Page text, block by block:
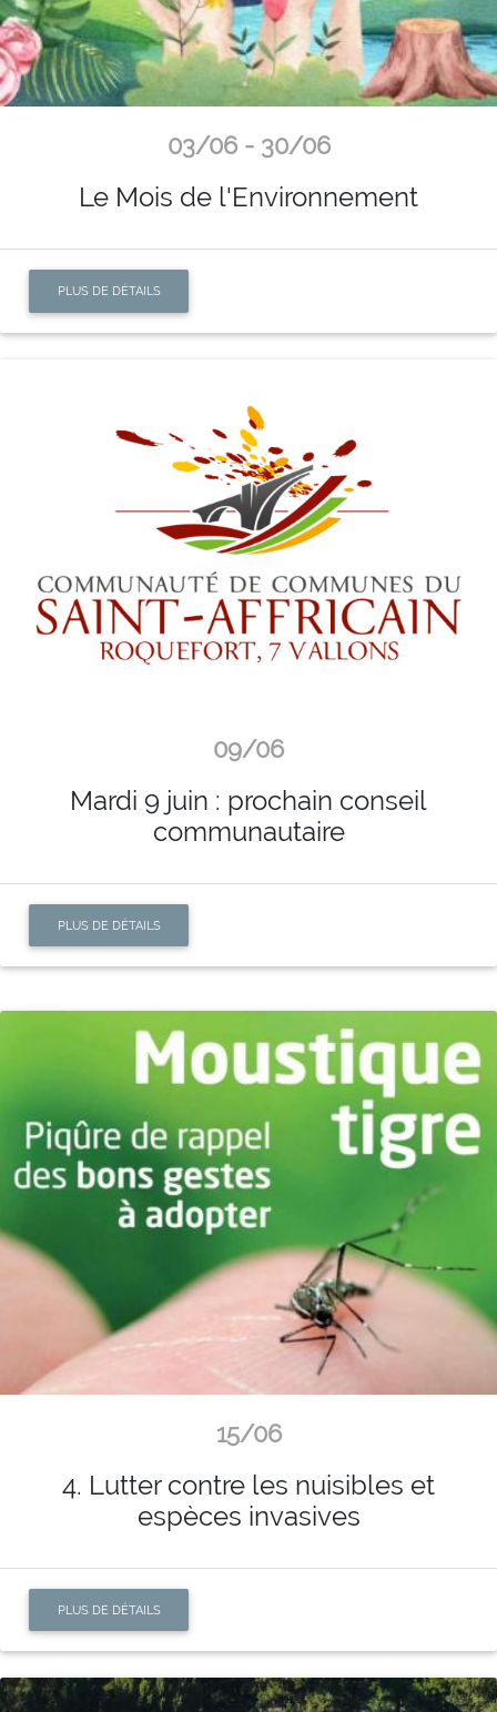
03/06 - 30/06
Le Mois de l'Environnement
PLUS DE DÉTAILS
09/06
Mardi 9 juin : prochain conseil
communautaire
PLUS DE DÉTAILS
15/06
4. Lutter contre les nuisibles et
espèces invasives
PLUS DE DÉTAILS